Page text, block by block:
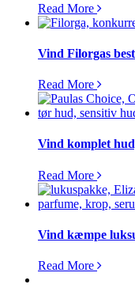
Read More
Vind Filorgas
Read More
Vind komplet
Read More
Vind kæmpe
Read More